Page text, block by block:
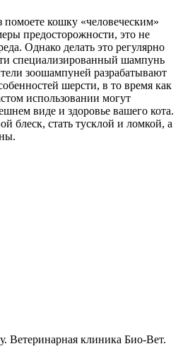
кошку «человеческим»
предосторожности, это не
Однако делать это регулярно
специализированный шампунь
зоошампуней разрабатывают
шерсти, в то время как
использовании могут
виде и здоровье вашего кота.
блеск, стать тусклой и ломкой, а
Ветеринарная клиника Био-Вет.